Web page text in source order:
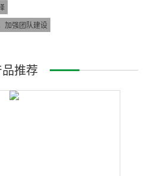
加强团队建设
推荐